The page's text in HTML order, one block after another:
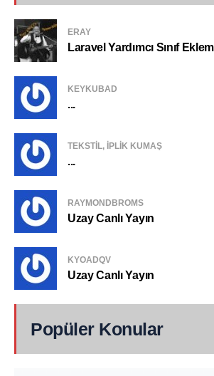
ERAY
Laravel Yardımcı Sınıf
KEYKUBAD
...
TEKSTIL, IPLIK KUMAŞ
...
RAYMONDBROMS
Uzay Canlı Yayın
KYOADQV
Uzay Canlı Yayın
Popüler Konular